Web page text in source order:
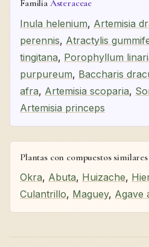
Familia Asteraceae
Inula helenium, Artemisia
perennis, Atractylis
tingitana, Porophyllum
purpureum, Baccharis
afra, Artemisia scoparia,
Artemisia princeps
Plantas con compuestos similares
Okra, Abuta, Huizache,
Culantrillo, Maguey, Agave